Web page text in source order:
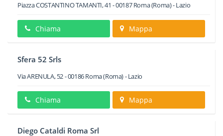
Piazza COSTANTINO TAMANTI, 41 -00187 Roma(Roma) -Lazio
Chiama Mappa
Sfera 52 Srls
Via ARENULA, 52-00186Roma(Roma) -Lazio
Chiama Mappa
Diego Cataldi Roma Srl